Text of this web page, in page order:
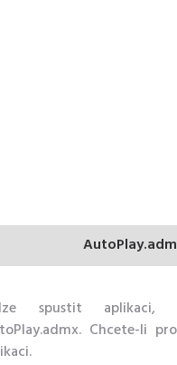
spustit aplikaci,
Chcete-li